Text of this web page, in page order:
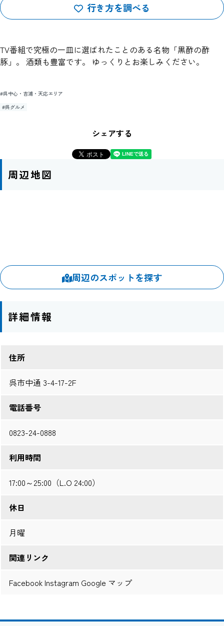
行き方を調べる
TV番組で究極の一皿に選ばれたことのある名物「黒酢の酢
豚」。 酒類も豊富です。 ゆっくりとお楽しみください。
#呉中心・吉浦・天応エリア
#呉グルメ
シェアする
周辺地図
周辺のスポットを探す
詳細情報
住所
呉市中通 3-4-17-2F
電話番号
0823-24-0888
利用時間
17:00～25:00（L.O 24:00）
休日
月曜
関連リンク
Facebook Instagram Google マップ